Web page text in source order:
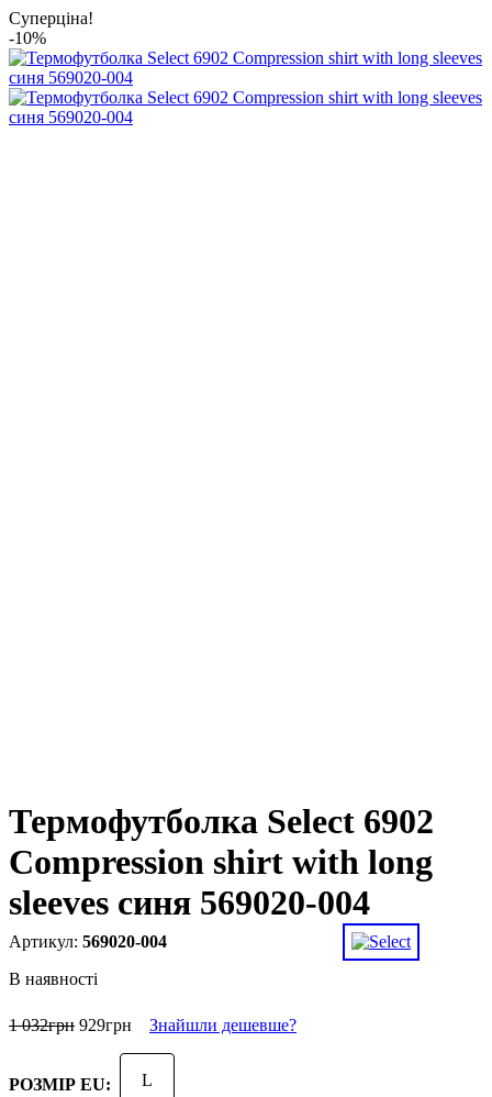
Суперціна!
-10%
Термофутболка Select 6902
Compression shirt with long
sleeves синя 569020-004
569020-004
В наявності
1 032грн 929грн Знайшли дешевше?
РОЗМІР EU: L